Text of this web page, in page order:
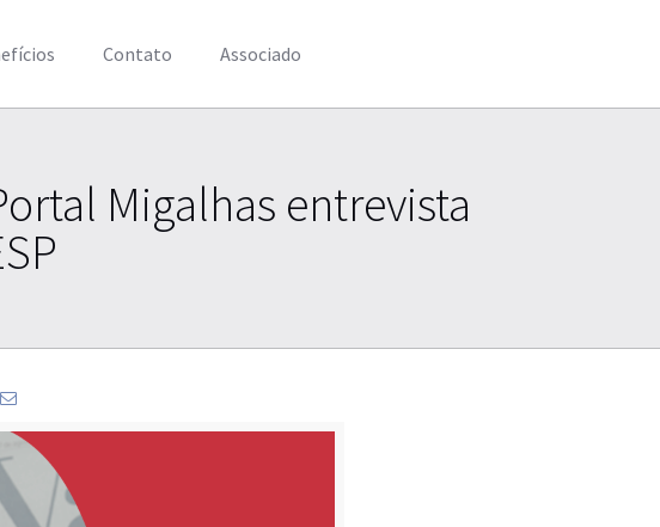
Contato Associado
Migalhas entrevista